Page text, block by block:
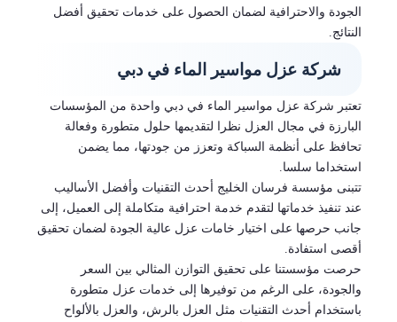
الجودة والاحترافية لضمان الحصول على خدمات تحقيق أفضل
النتائج.
شركة عزل مواسير الماء في دبي
تعتبر شركة عزل مواسير الماء في دبي واحدة من المؤسسات
البارزة في مجال العزل نظرا لتقديمها حلول متطورة وفعالة
تحافظ على أنظمة السباكة وتعزز من جودتها، مما يضمن
استخداما سلسا.
تتبنى مؤسسة فرسان الخليج أحدث التقنيات وأفضل الأساليب
عند تنفيذ خدماتها لتقدم خدمة احترافية متكاملة إلى العميل، إلى
جانب حرصها على اختيار خامات عزل عالية الجودة لضمان تحقيق
أقصى استفادة.
حرصت مؤسستنا على تحقيق التوازن المثالي بين السعر
والجودة، على الرغم من توفيرها إلى خدمات عزل متطورة
باستخدام أحدث التقنيات مثل العزل بالرش، والعزل بالألواح